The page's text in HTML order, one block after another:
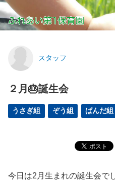
スタッフ
２月🎂誕生会
うさぎ組 ぞう組 ぱんだ組
今日は2月生まれの誕生会で